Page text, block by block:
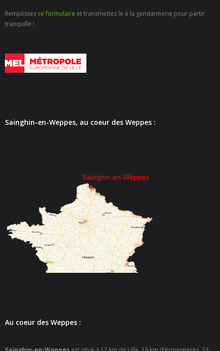
- Mariage ou Pacs
- Culture
- Emploi Insertion Jeunes
- - la Mission Locale Métropole Sud
- - Nord Emploi
- Gestion des déchets
- Locations de salles
- Urbanisme
- CCAS
Remplissez ce formulaire et transmettez le à la gendarmerie pour partir
tranquille !
Sainghin-en-Weppes, au coeur des Weppes :
Au coeur des Weppes :